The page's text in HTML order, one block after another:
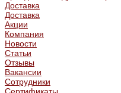
Доставка
Доставка
Акции
Компания
Новости
Статьи
Отзывы
Вакансии
Сотрудники